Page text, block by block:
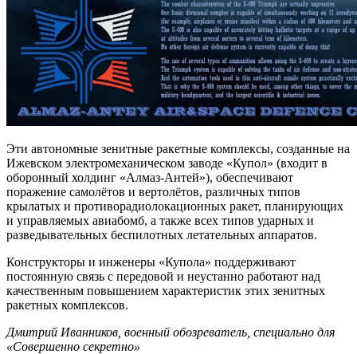
Эти автономные зенитные ракетные комплексы, созданные на
Ижевском электромеханическом заводе «Купол» (входит в
оборонный холдинг «Алмаз-Антей»), обеспечивают
поражение самолётов и вертолётов, различных типов
крылатых и противорадиолокационных ракет, планирующих
и управляемых авиабомб, а также всех типов ударных и
разведывательных беспилотных летательных аппаратов.
Конструкторы и инженеры «Купола» поддерживают
постоянную связь с передовой и неустанно работают над
качественным повышением характеристик этих зенитных
ракетных комплексов.
Дмитрий Иванников, военный обозреватель, специально для
«Совершенно секретно»